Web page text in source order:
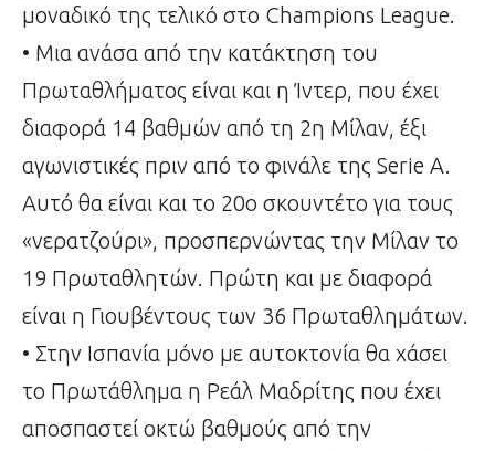
μοναδικό της τελικό στο Champions League.
• Μια ανάσα από την κατάκτηση του
Πρωταθλήματος είναι και η Ίντερ, που έχει
διαφορά 14 βαθμών από τη 2η Μίλαν, έξι
αγωνιστικές πριν από το φινάλε της Serie A.
Αυτό θα είναι και το 20ο σκουντέτο για τους
«νερατζούρι», προσπερνώντας την Μίλαν το
19 Πρωταθλητών. Πρώτη και με διαφορά
είναι η Γιουβέντους των 36 Πρωταθλημάτων.
• Στην Ισπανία μόνο με αυτοκτονία θα χάσει
το Πρωτάθλημα η Ρεάλ Μαδρίτης που έχει
αποσπαστεί οκτώ βαθμούς από την